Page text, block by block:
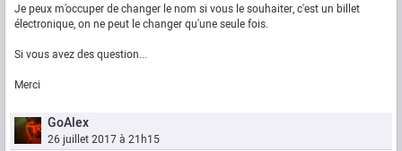
Je peux m'occuper de changer le nom si vous le souhaiter, c'est un billet
électronique, on ne peut le changer qu'une seule fois.
Si vous avez des question...
Merci
GoAlex
26 juillet 2017 à 21h15